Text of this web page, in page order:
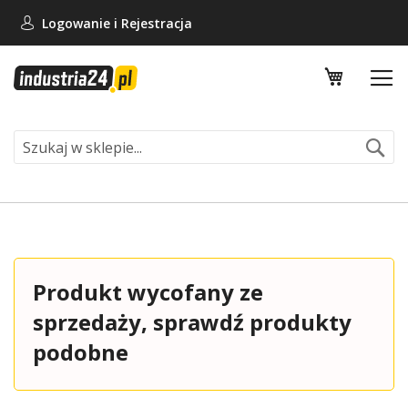
Logowanie i Rejestracja
Mój
Produkt wycofany ze
sprzedaży, sprawdź produkty
podobne